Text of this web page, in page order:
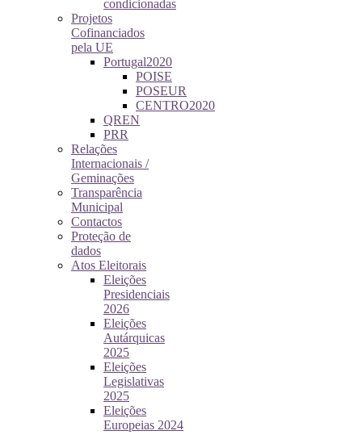
condicionadas
Projetos
Cofinanciados
pela UE
Portugal2020
POISE
POSEUR
CENTRO2020
QREN
PRR
Relações
Internacionais /
Geminações
Transparência
Municipal
Contactos
Proteção de
dados
Atos Eleitorais
Eleições
Presidenciais
2026
Eleições
Autárquicas
2025
Eleições
Legislativas
2025
Eleições
Europeias 2024